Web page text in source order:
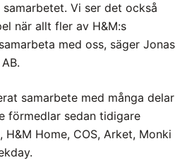
Vi ser det också
när allt fler av H&M:s
med oss, säger Jonas
samarbete med många delar
förmedlar sedan tidigare
Home, COS, Arket, Monki